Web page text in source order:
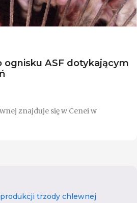
ognisku ASF dotykającym
znajduje się w Cenei w
trzody chlewnej